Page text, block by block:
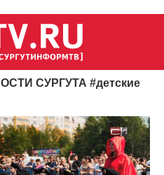
СУРГУТА #детские